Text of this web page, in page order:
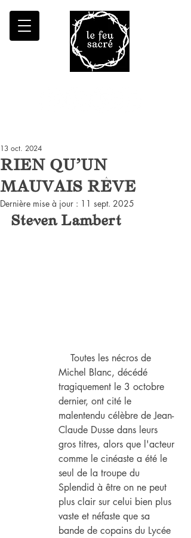
RIEN QU'UN
MAUVAIS RÊVE
13 oct. 2024
Dernière mise à jour : 11 sept. 2025
Steven Lambert
Toutes les nécros de
Michel Blanc, décédé
tragiquement le 3 octobre
dernier, ont cité le
malentendu célèbre de Jean-
Claude Dusse dans leurs
gros titres, alors que l'acteur
comme le cinéaste a été le
seul de la troupe du
Splendid à être on ne peut
plus clair sur celui bien plus
vaste et néfaste que sa
bande de copains du Lycée